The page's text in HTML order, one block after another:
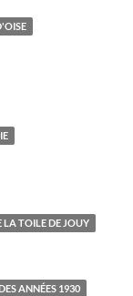
LA TOILE DE JOUY
ANNÉES 1930